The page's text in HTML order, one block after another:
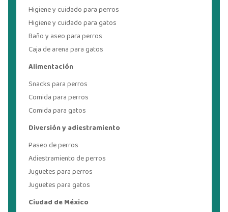
Higiene y cuidado para perros
Higiene y cuidado para gatos
Baño y aseo para perros
Caja de arena para gatos
Alimentación
Snacks para perros
Comida para perros
Comida para gatos
Diversión y adiestramiento
Paseo de perros
Adiestramiento de perros
Juguetes para perros
Juguetes para gatos
Ciudad de México